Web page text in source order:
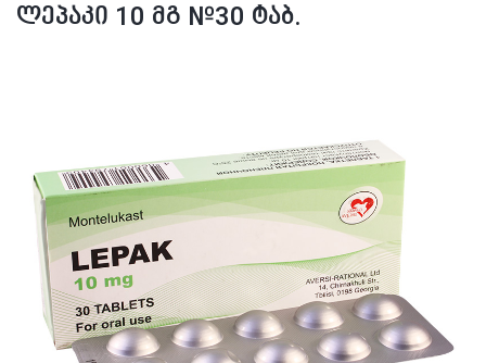
ლეპაკი 10 მგ №30 ტაბ.